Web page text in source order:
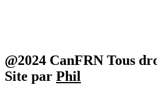
@2024 CanFRN Tous
Site par Phil